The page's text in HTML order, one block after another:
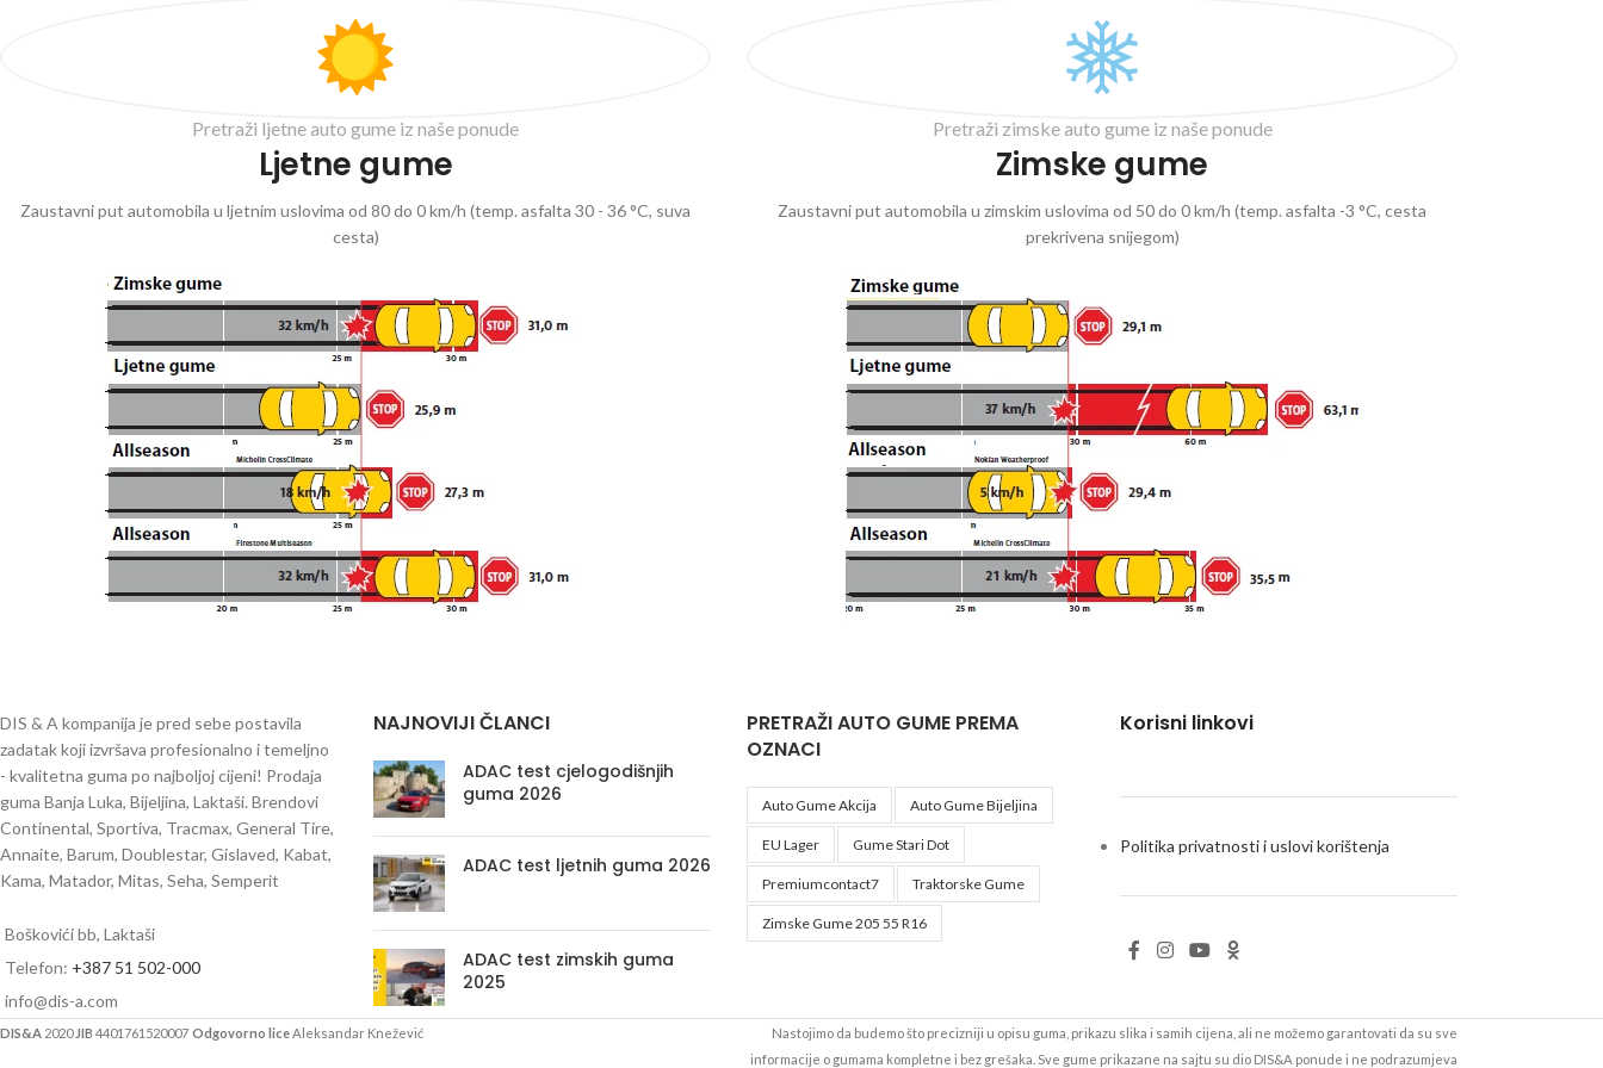
Pretraži ljetne auto gume iz naše ponude
Ljetne gume
Zaustavni put automobila u ljetnim uslovima od 80 do 0 km/h (temp. asfalta 30 - 36 °C, suva
cesta)
Pretraži zimske auto gume iz naše ponude
Zimske gume
Zaustavni put automobila u zimskim uslovima od 50 do 0 km/h (temp. asfalta -3 °C, cesta
prekrivena snijegom)
DIS & A kompanija je pred sebe postavila
zadatak koji izvršava profesionalno i temeljno
- kvalitetna guma po najboljoj cijeni! Prodaja
guma Banja Luka, Bijeljina, Laktaši. Brendovi
Continental, Sportiva, Tracmax, General Tire,
Annaite, Barum, Doublestar, Gislaved, Kabat,
Kama, Matador, Mitas, Seha, Semperit
Boškovići bb, Laktaši
Telefon: +387 51 502-000
info@dis-a.com
NAJNOVIJI ČLANCI
ADAC test cjelogodišnjih
guma 2026
ADAC test ljetnih guma 2026
ADAC test zimskih guma
2025
PRETRAŽI AUTO GUME PREMA
OZNACI
Auto Gume Akcija Auto Gume Bijeljina
EU Lager Gume Stari Dot
Premiumcontact7 Traktorske Gume
Zimske Gume 205 55 R16
Korisni linkovi
Politika privatnosti i uslovi korištenja
DIS&A 2020 JIB 4401761520007 Odgovorno liceAleksandar Knežević
Nastojimo da budemo što precizniji u opisu guma, prikazu slika i samih cijena, ali ne možemo garantovati da su sve
informacije o gumama kompletne i bez grešaka. Sve gume prikazane na sajtu su dio DIS&A ponude i ne podrazumjeva